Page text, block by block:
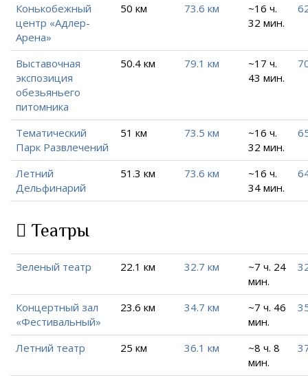
Конькобежный
центр «Адлер-
Арена»
50 км 73.6 км
~16 ч.
32 мин.
Выставочная
экспозиция
обезьяньего
питомника
50.4 км 79.1 км
~17 ч.
43 мин.
Тематический
Парк Развлечений
51 км 73.5 км
~16 ч.
32 мин.
Летний
Дельфинарий
51.3 км 73.6 км
~16 ч.
34 мин.
Театры
Зеленый театр 22.1 км 32.7 км
~7 ч. 24
мин.
Концертный зал
«Фестивальный»
23.6 км 34.7 км
~7 ч. 46
мин.
Летний театр 25 км 36.1 км
~8 ч. 8
мин.